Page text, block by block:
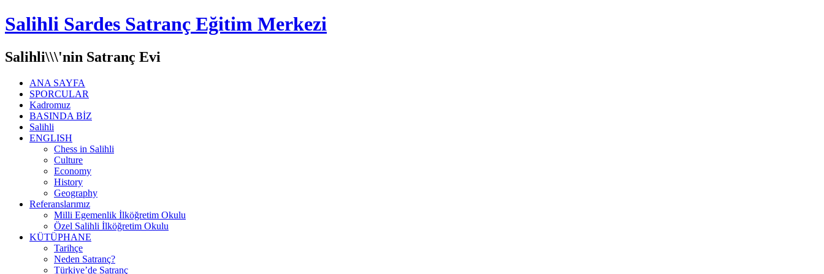
Salihli Sardes Satranç Eğitim Merkezi
Salihli\\\'nin Satranç Evi
ANA SAYFA
SPORCULAR
Kadromuz
BASINDA BİZ
Salihli
ENGLISH
Chess in Salihli
Culture
Economy
History
Geography
Referanslarımız
Milli Egemenlik İlköğretim Okulu
Özel Salihli İlköğretim Okulu
KÜTÜPHANE
Tarihçe
Neden Satranç?
Türkiye’de Satranç